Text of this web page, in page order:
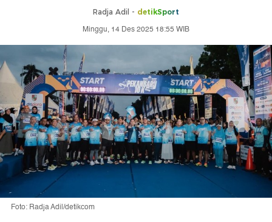
Radja Adil - detikSport
Minggu, 14 Des 2025 18:55 WIB
Foto: Radja Adil/detikcom